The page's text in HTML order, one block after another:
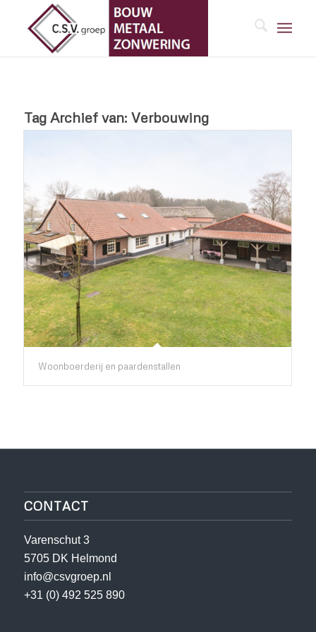
Tag Archief van: Verbouwing
Woonboerderij en paardenstallen
CONTACT
Varenschut 3
5705 DK Helmond
info@csvgroep.nl
+31 (0) 492 525 890